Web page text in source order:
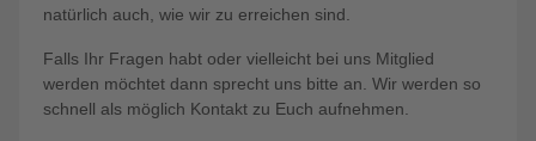
natürlich auch, wie wir zu erreichen sind.
Falls Ihr Fragen habt oder vielleicht bei uns Mitglied
werden möchtet dann sprecht uns bitte an. Wir werden so
schnell als möglich Kontakt zu Euch aufnehmen.